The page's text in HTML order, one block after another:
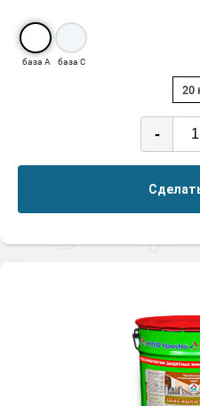
база А база С
20
-